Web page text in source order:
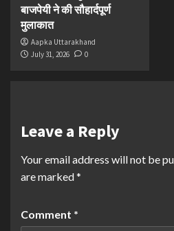
बाजपेयी ने की सौहार्दपूर्ण
मुलाकात
Aapka Uttarakhand
July 31, 2026
0
Leave a Reply
Your email address will not be
are marked*
Comment *